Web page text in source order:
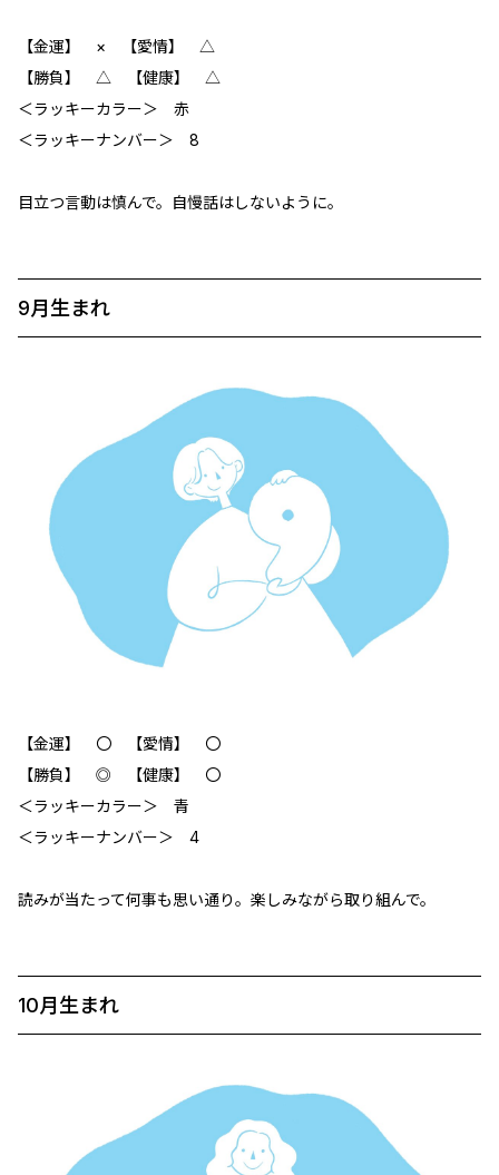
【金運】 × 【愛情】 △
【勝負】 △ 【健康】 △
＜ラッキーカラー＞ 赤
＜ラッキーナンバー＞ 8
目立つ言動は慎んで。自慢話はしないように。
9月生まれ
【金運】 〇 【愛情】 〇
【勝負】 ◎ 【健康】 〇
＜ラッキーカラー＞ 青
＜ラッキーナンバー＞ 4
読みが当たって何事も思い通り。楽しみながら取り組んで。
10月生まれ